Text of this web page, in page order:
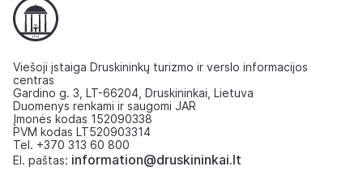
Viešoji įstaiga Druskininkų turizmo ir verslo informacijos
centras
Gardino g. 3, LT-66204, Druskininkai, Lietuva
Duomenys renkami ir saugomi JAR
Įmonės kodas 152090338
PVM kodas LT520903314
Tel. +370 313 60 800
El. paštas: information@druskininkai.lt